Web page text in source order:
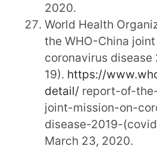
2020.
World Health
the WHO-China
coronavirus disease
19). https://
detail/ report-of-
joint-mission-on-
disease-2019-
March 23, 2020.